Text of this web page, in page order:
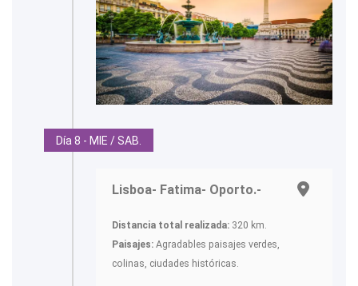
Día 8 - MIE / SAB.
Lisboa- Fatima- Oporto.-
Distancia total realizada: 320 km.
Paisajes: Agradables paisajes verdes,
colinas, ciudades históricas.